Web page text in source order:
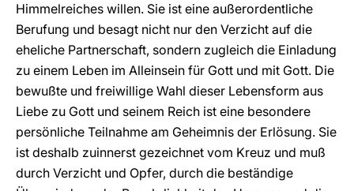
Himmelreiches willen. Sie ist eine außerordentliche
Berufung und besagt nicht nur den Verzicht auf die
eheliche Partnerschaft, sondern zugleich die Einladung
zu einem Leben im Alleinsein für Gott und mit Gott. Die
bewußte und freiwillige Wahl dieser Lebensform aus
Liebe zu Gott und seinem Reich ist eine besondere
persönliche Teilnahme am Geheimnis der Erlösung. Sie
ist deshalb zuinnerst gezeichnet vom Kreuz und muß
durch Verzicht und Opfer, durch die beständige